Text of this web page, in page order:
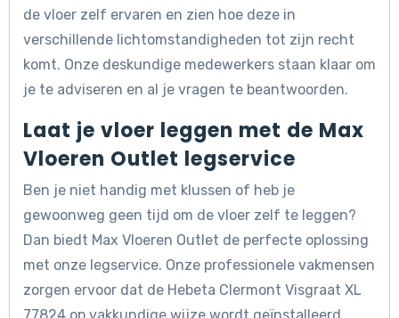
de vloer zelf ervaren en zien hoe deze in
verschillende lichtomstandigheden tot zijn recht
komt. Onze deskundige medewerkers staan klaar om
je te adviseren en al je vragen te beantwoorden.
Laat je vloer leggen met de Max
Vloeren Outlet legservice
Ben je niet handig met klussen of heb je
gewoonweg geen tijd om de vloer zelf te leggen?
Dan biedt Max Vloeren Outlet de perfecte oplossing
met onze legservice. Onze professionele vakmensen
zorgen ervoor dat de Hebeta Clermont Visgraat XL